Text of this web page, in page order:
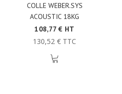
COLLE WEBER.SYS
ACOUSTIC 18KG
108,77 € HT
130,52 € TTC